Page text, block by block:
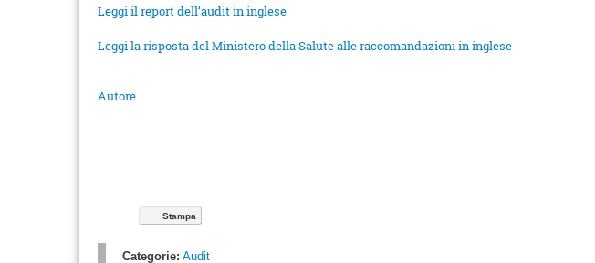
Leggi il report dell’audit in inglese
Leggi la risposta del Ministero della Salute alle raccomandazioni in inglese
Autore
Stampa
Categorie: Audit